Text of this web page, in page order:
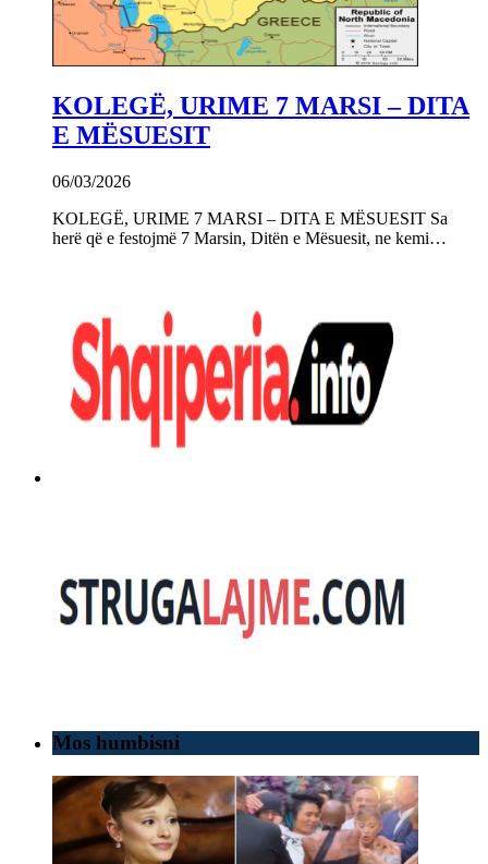
KOLEGË, URIME 7 MARSI – DITA
E MËSUESIT
06/03/2026
KOLEGË, URIME 7 MARSI – DITA E MËSUESIT Sa
herë që e festojmë 7 Marsin, Ditën e Mësuesit, ne kemi…
Mos humbisni